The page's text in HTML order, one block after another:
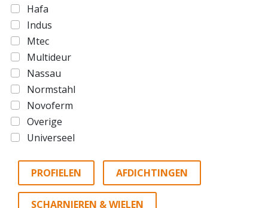
Hafa
Indus
Mtec
Multideur
Nassau
Normstahl
Novoferm
Overige
Universeel
PROFIELEN AFDICHTINGEN
SCHARNIEREN & WIELEN